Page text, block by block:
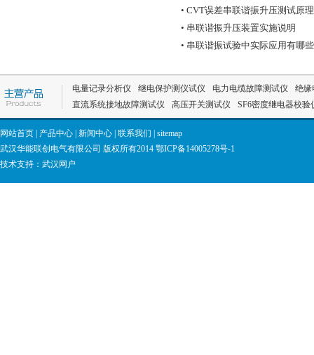
• CVT误差串联谐振升压测试原
• 串联谐振升压装置实施说明
• 串联谐振试验中实际应用有哪
电量记录分析仪 继电保护测仪试仪 电力电缆故障测试仪
绝缘
直流系统接地故障测试仪
高压开关测试仪 SF6密度继电器校验
网站首页 产品中心 新闻中心 联系我们
sitemap
武汉华能联创电气有限公司 版权所有2014 鄂ICP备14005278号-1
技术支持： 武汉网户